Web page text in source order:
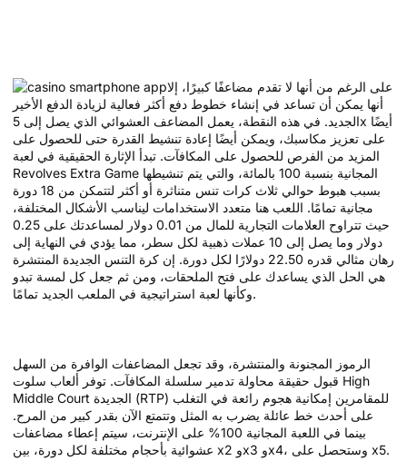
على الرغم من أنها لا تقدم مضاعفًا كبيرًا، إلا
أنها يمكن أن تساعد في إنشاء خطوط دفع أكثر فعالية لزيادة الدفع الأخير
الجديد. في هذه النقطة، يعمل المضاعف العشوائي الذي يصل إلى 5x أيضًا
على تعزيز مكاسبك، ويمكن أيضًا إعادة تنشيط القدرة حتى للحصول على
المزيد من الفرص للحصول على المكافآت. تبدأ الإثارة الحقيقية في لعبة
Revolves Extra Game المجانية بنسبة 100 بالمائة، والتي يتم تنشيطها
بسبب هبوط حوالي ثلاث كرات تنس متناثرة أو أكثر لتتمكن من 18 دورة
مجانية تمامًا. اللعب هنا متعدد الاستخدامات ليناسب الأشكال المختلفة،
حيث تتراوح العلامات التجارية للمال من 0.01 دولار لمساعدتك على 0.25
دولار وما يصل إلى 10 عملات ذهبية لكل سطر، مما يؤدي في النهاية إلى
رهان مثالي قدره 22.50 دولارًا لكل دورة. إن كرة التنس الجديدة المنتشرة
هي الحل الذي يساعدك على فتح الملحقات، ومن ثم جعل كل لمسة تبدو
وكأنها لعبة استراتيجية في الملعب الجديد تمامًا.
الرموز المجنونة والمنتشرة، وقد تجعل المضاعفات الوافرة من السهل
قبول حقيقة محاولة تدمير سلسلة المكافآت. توفر ألعاب سلوت High
Middle Court الجديدة (RTP) للمقامرين إمكانية هجوم رائعة في التغلب
على أحدث خط عائلة يضرب به المثل وتتمتع الآن بقدر كبير من المرح.
بينما في اللعبة المجانية 100% على الإنترنت، سيتم إعطاء مضاعفات
عشوائية بأحجام مختلفة لكل دورة، بين x2 وx3 وx4، وستحصل على x5.